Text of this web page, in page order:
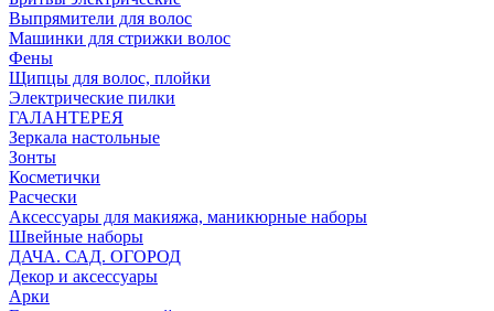
Выпрямители для волос
Машинки для стрижки волос
Фены
Щипцы для волос, плойки
Электрические пилки
ГАЛАНТЕРЕЯ
Зеркала настольные
Зонты
Косметички
Расчески
Аксессуары для макияжа, маникюрные наборы
Швейные наборы
ДАЧА. САД. ОГОРОД
Декор и аксессуары
Арки